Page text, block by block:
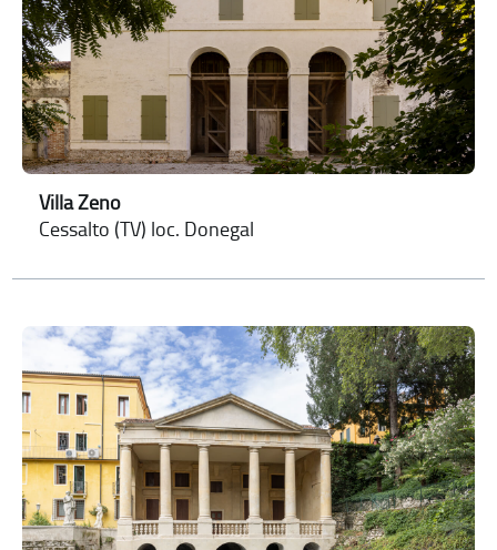
Villa Zeno
Cessalto (TV) loc. Donegal